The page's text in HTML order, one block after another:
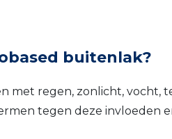
buitenlak?
met regen, zonlicht, vocht,
tegen deze invloeden